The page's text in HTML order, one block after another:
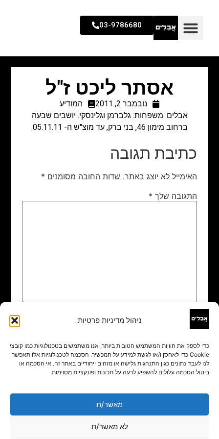
ניהול מדיניות פרטיות
כדי לספק את חוויות המשתמש הטובות ביותר, אנו משתמשים בטכנולוגיות כמו קובצי
Cookie כדי לאחסן ו/או לגשת למידע על המכשיר. הסכמה לטכנולוגיות אלו תאפשר
לנו לעבד נתונים כגון התנהגות גלישה או מזהים ייחודיים באתר זה. אי הסכמה או
ביטול הסכמה עלולים להשפיע לרעה על תכונות ופונקציות מסוימות.
מאשר/ת
לא מאשר/ת
03-9786680
אסתר ליכט ז"ל
נובמבר 2, 2011
המודיע
אבלים: משפחות: גלברמן וגלינסקי. יושבים שבעה
ברחוב מימון 46, בני ברק, עד מוצ"ש ה- 05.11.11.
כתיבת תגובה
האימייל לא יוצג באתר. שדות החובה מסומנים *
התגובה שלך *
שם
אימייל*